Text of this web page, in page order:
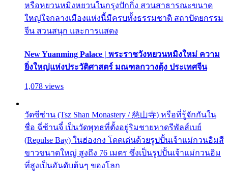
หรือหยวนหมิงหยวนในกรุงปักกิ่ง สวนสาธารณะขนาด
ใหญ่ใจกลางเมืองแห่งนี้มีครบทั้งธรรมชาติ สถาปัตยกรรม
จีน สวนสนุก และการแสดง
New Yuanming Palace | พระราชวังหยวนหมิงใหม่ ความ
ยิ่งใหญ่แห่งประวัติศาสตร์ มณฑลกวางตุ้ง ประเทศจีน
1,078 views
วัดซีซ่าน (Tsz Shan Monastery / 慈山寺) หรือที่รู้จักกันใน
ชื่อ ฉี่ซ้านจี๋ เป็นวัดพุทธที่ตั้งอยู่ริมชายหาดรีพัลส์เบย์
(Repulse Bay) ในฮ่องกง โดดเด่นด้วยรูปปั้นเจ้าแม่กวนอิมสี
ขาวขนาดใหญ่ สูงถึง 76 เมตร ซึ่งเป็นรูปปั้นเจ้าแม่กวนอิม
ที่สูงเป็นอันดับต้นๆ ของโลก